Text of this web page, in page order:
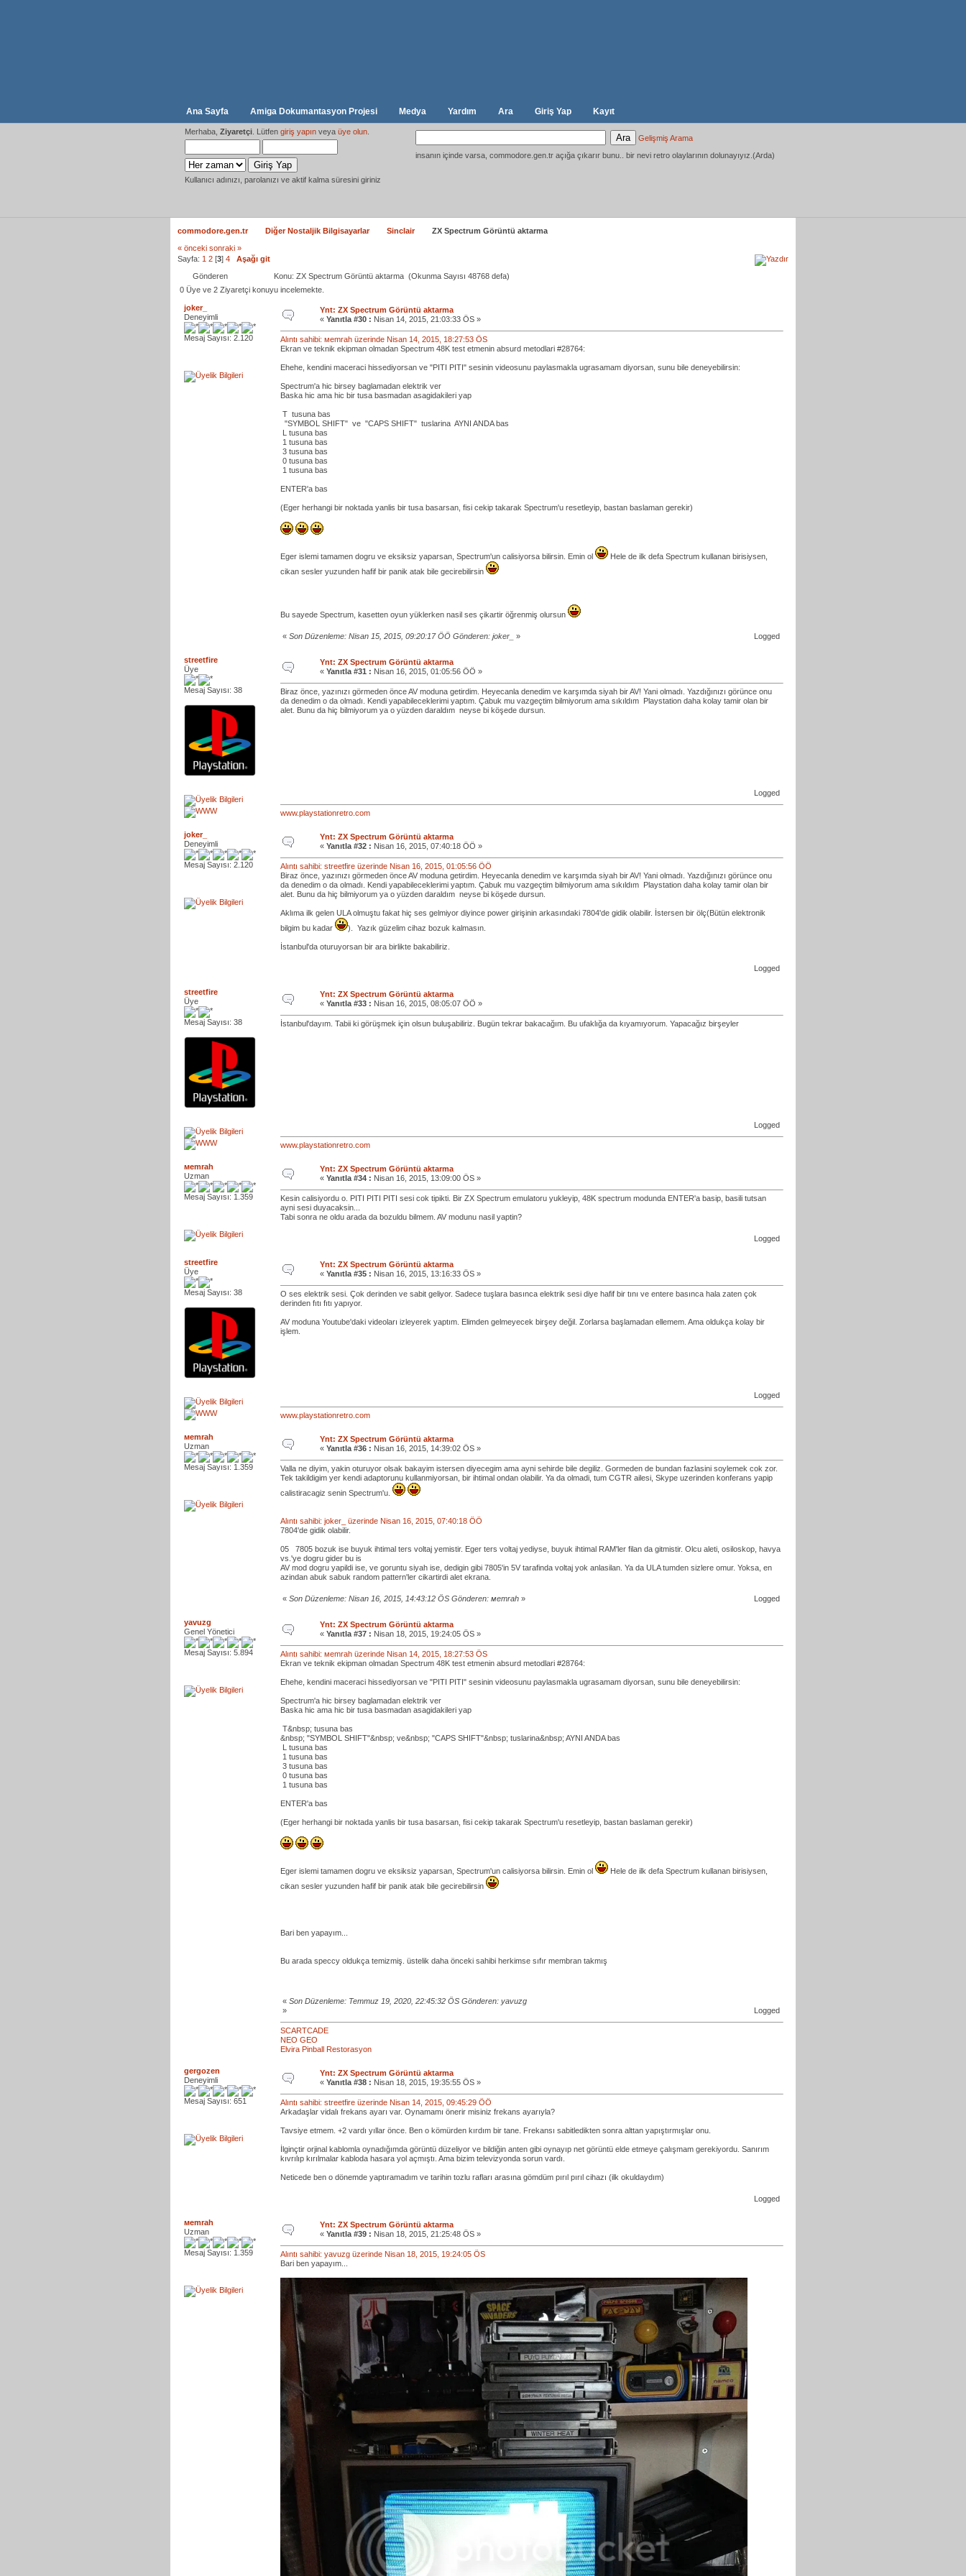
Ana Sayfa Amiga Dokumantasyon Projesi Medya Yardım Ara Giriş Yap Kayıt
Merhaba, Ziyaretçi . Lütfen giriş yapın veya üye olun
Kullanıcı adınızı, parolanızı ve aktif kalma süresini giriniz
Gelişmiş Arama
insanın içinde varsa, commodore.gen.tr açığa çıkarır bunu.. bir nevi retro olaylarının dolunayıyız.(Arda)
commodore.gen.tr Diğer Nostaljik Bilgisayarlar Sinclair
ZX Spectrum Görüntü aktarma
« önceki sonraki »
Sayfa: 1 2 [3] 4
Aşağı git
Gönderen
Konu: ZX Spectrum Görüntü aktarma (Okunma Sayısı 48768 defa)
0 Üye ve 2 Ziyaretçi konuyu incelemekte.
joker_
Deneyimli
Mesaj Sayısı: 2.120
Ynt: ZX Spectrum Görüntü aktarma
« Yanıtla #30 : Nisan 14, 2015, 21:03:33 ÖS »
Alıntı sahibi: мemrah üzerinde Nisan 14, 2015, 18:27:53 ÖS
Ekran ve teknik ekipman olmadan Spectrum 48K test etmenin absurd metodlari #28764:
Ehehe, kendini maceraci hissediyorsan ve "PITI PITI" sesinin videosunu paylasmakla ugrasamam diyorsan, sunu bile deneyebilirsin:
Spectrum'a hic birsey baglamadan elektrik ver
Baska hic ama hic bir tusa basmadan asagidakileri yap
T tusuna bas
"SYMBOL SHIFT" ve "CAPS SHIFT" tuslarina AYNI ANDA bas
L tusuna bas
1 tusuna bas
3 tusuna bas
0 tusuna bas
1 tusuna bas
ENTER'a bas
(Eger herhangi bir noktada yanlis bir tusa basarsan, fisi cekip takarak Spectrum'u resetleyip, bastan baslaman gerekir)
Eger islemi tamamen dogru ve eksiksiz yaparsan, Spectrum'un calisiyorsa bilirsin. Emin ol
Hele de ilk defa Spectrum kullanan birisiysen,
cikan sesler yuzunden hafif bir panik atak bile gecirebilirsin
Bu sayede Spectrum, kasetten oyun yüklerken nasil ses çikartir öğrenmiş olursun
« Son Düzenleme: Nisan 15, 2015, 09:20:17 ÖÖ Gönderen: joker_ » Logged
streetfire
Üye
Mesaj Sayısı: 38
Ynt: ZX Spectrum Görüntü aktarma
« Yanıtla #31 : Nisan 16, 2015, 01:05:56 ÖÖ »
Biraz önce, yazınızı görmeden önce AV moduna getirdim. Heyecanla denedim ve karşımda siyah bir AV! Yani olmadı. Yazdığınızı görünce onu
da denedim o da olmadı. Kendi yapabileceklerimi yaptım. Çabuk mu vazgeçtim bilmiyorum ama sıkıldım Playstation daha kolay tamir olan bir
alet. Bunu da hiç bilmiyorum ya o yüzden daraldım neyse bi köşede dursun.
Logged
www.playstationretro.com
joker_
Deneyimli
Mesaj Sayısı: 2.120
Ynt: ZX Spectrum Görüntü aktarma
« Yanıtla #32 : Nisan 16, 2015, 07:40:18 ÖÖ »
Alıntı sahibi: streetfire üzerinde Nisan 16, 2015, 01:05:56 ÖÖ
Biraz önce, yazınızı görmeden önce AV moduna getirdim. Heyecanla denedim ve karşımda siyah bir AV! Yani olmadı. Yazdığınızı görünce onu
da denedim o da olmadı. Kendi yapabileceklerimi yaptım. Çabuk mu vazgeçtim bilmiyorum ama sıkıldım Playstation daha kolay tamir olan bir
alet. Bunu da hiç bilmiyorum ya o yüzden daraldım neyse bi köşede dursun.
Aklıma ilk gelen ULA olmuştu fakat hiç ses gelmiyor diyince power girişinin arkasındaki 7804'de gidik olabilir. İstersen bir ölç(Bütün elektronik
bilgim bu kadar
). Yazık güzelim cihaz bozuk kalmasın.
İstanbul'da oturuyorsan bir ara birlikte bakabiliriz.
Logged
streetfire
Üye
Mesaj Sayısı: 38
Ynt: ZX Spectrum Görüntü aktarma
« Yanıtla #33 : Nisan 16, 2015, 08:05:07 ÖÖ »
İstanbul'dayım. Tabii ki görüşmek için olsun buluşabiliriz. Bugün tekrar bakacağım. Bu ufaklığa da kıyamıyorum. Yapacağız birşeyler
Logged
www.playstationretro.com
мemrah
Uzman
Mesaj Sayısı: 1.359
Ynt: ZX Spectrum Görüntü aktarma
« Yanıtla #34 : Nisan 16, 2015, 13:09:00 ÖS »
Kesin calisiyordu o. PITI PITI PITI sesi cok tipikti. Bir ZX Spectrum emulatoru yukleyip, 48K spectrum modunda ENTER'a basip, basili tutsan
ayni sesi duyacaksin...
Tabi sonra ne oldu arada da bozuldu bilmem. AV modunu nasil yaptin?
Logged
streetfire
Üye
Mesaj Sayısı: 38
Ynt: ZX Spectrum Görüntü aktarma
« Yanıtla #35 : Nisan 16, 2015, 13:16:33 ÖS »
O ses elektrik sesi. Çok derinden ve sabit geliyor. Sadece tuşlara basınca elektrik sesi diye hafif bir tını ve entere basınca hala zaten çok
derinden fıtı fıtı yapıyor.
AV moduna Youtube'daki videoları izleyerek yaptım. Elimden gelmeyecek birşey değil. Zorlarsa başlamadan ellemem. Ama oldukça kolay bir
işlem.
Logged
www.playstationretro.com
мemrah
Uzman
Mesaj Sayısı: 1.359
Ynt: ZX Spectrum Görüntü aktarma
« Yanıtla #36 : Nisan 16, 2015, 14:39:02 ÖS »
Valla ne diyim, yakin oturuyor olsak bakayim istersen diyecegim ama ayni sehirde bile degiliz. Gormeden de bundan fazlasini soylemek cok zor.
Tek takildigim yer kendi adaptorunu kullanmiyorsan, bir ihtimal ondan olabilir. Ya da olmadi, tum CGTR ailesi, Skype uzerinden konferans yapip
calistiracagiz senin Spectrum'u.
Alıntı sahibi: joker_ üzerinde Nisan 16, 2015, 07:40:18 ÖÖ
7804'de gidik olabilir.
05
7805 bozuk ise buyuk ihtimal ters voltaj yemistir. Eger ters voltaj yediyse, buyuk ihtimal RAM'ler filan da gitmistir. Olcu aleti, osiloskop, havya
vs.'ye dogru gider bu is
AV mod dogru yapildi ise, ve goruntu siyah ise, dedigin gibi 7805'in 5V tarafinda voltaj yok anlasilan. Ya da ULA tumden sizlere omur. Yoksa, en
azindan abuk sabuk random pattern'ler cikartirdi alet ekrana.
« Son Düzenleme: Nisan 16, 2015, 14:43:12 ÖS Gönderen: мemrah » Logged
yavuzg
Genel Yönetici
Mesaj Sayısı: 5.894
Ynt: ZX Spectrum Görüntü aktarma
« Yanıtla #37 : Nisan 18, 2015, 19:24:05 ÖS »
Alıntı sahibi: мemrah üzerinde Nisan 14, 2015, 18:27:53 ÖS
Ekran ve teknik ekipman olmadan Spectrum 48K test etmenin absurd metodlari #28764:
Ehehe, kendini maceraci hissediyorsan ve "PITI PITI" sesinin videosunu paylasmakla ugrasamam diyorsan, sunu bile deneyebilirsin:
Spectrum'a hic birsey baglamadan elektrik ver
Baska hic ama hic bir tusa basmadan asagidakileri yap
T&nbsp; tusuna bas
&nbsp; "SYMBOL SHIFT"&nbsp; ve&nbsp; "CAPS SHIFT"&nbsp; tuslarina&nbsp; AYNI ANDA bas
L tusuna bas
1 tusuna bas
3 tusuna bas
0 tusuna bas
1 tusuna bas
ENTER'a bas
(Eger herhangi bir noktada yanlis bir tusa basarsan, fisi cekip takarak Spectrum'u resetleyip, bastan baslaman gerekir)
Eger islemi tamamen dogru ve eksiksiz yaparsan, Spectrum'un calisiyorsa bilirsin. Emin ol
Hele de ilk defa Spectrum kullanan birisiysen,
cikan sesler yuzunden hafif bir panik atak bile gecirebilirsin
Bari ben yapayım...
Bu arada speccy oldukça temizmiş. üstelik daha önceki sahibi herkimse sıfır membran takmış
« Son Düzenleme: Temmuz 19, 2020, 22:45:32 ÖS Gönderen: yavuzg
»
Logged
SCARTCADE
NEO GEO
Elvira Pinball Restorasyon
gergozen
Deneyimli
Mesaj Sayısı: 651
Ynt: ZX Spectrum Görüntü aktarma
« Yanıtla #38 : Nisan 18, 2015, 19:35:55 ÖS »
Alıntı sahibi: streetfire üzerinde Nisan 14, 2015, 09:45:29 ÖÖ
Arkadaşlar vidalı frekans ayarı var. Oynamamı önerir misiniz frekans ayarıyla?
Tavsiye etmem. +2 vardı yıllar önce. Ben o kömürden kırdım bir tane. Frekansı sabitledikten sonra alttan yapıştırmışlar onu.
İlginçtir orjinal kablomla oynadığımda görüntü düzeliyor ve bildiğin anten gibi oynayıp net görüntü elde etmeye çalışmam gerekiyordu. Sanırım
kıvrılıp kırılmalar kabloda hasara yol açmıştı. Ama bizim televizyonda sorun vardı.
Neticede ben o dönemde yaptıramadım ve tarihin tozlu rafları arasına gömdüm pırıl pırıl cihazı (ilk okuldaydım)
Logged
мemrah
Uzman
Mesaj Sayısı: 1.359
Ynt: ZX Spectrum Görüntü aktarma
« Yanıtla #39 : Nisan 18, 2015, 21:25:48 ÖS »
Alıntı sahibi: yavuzg üzerinde Nisan 18, 2015, 19:24:05 ÖS
Bari ben yapayım...